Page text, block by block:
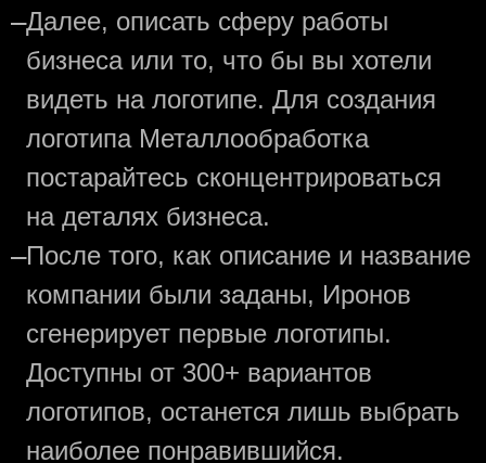
—Далее, описать сферу работы
бизнеса или то, что бы вы хотели
видеть на логотипе. Для создания
логотипа Металлообработка
постарайтесь сконцентрироваться
на деталях бизнеса.
—После того, как описание и название
компании были заданы, Иронов
сгенерирует первые логотипы.
Доступны от 300+ вариантов
логотипов, останется лишь выбрать
наиболее понравившийся.